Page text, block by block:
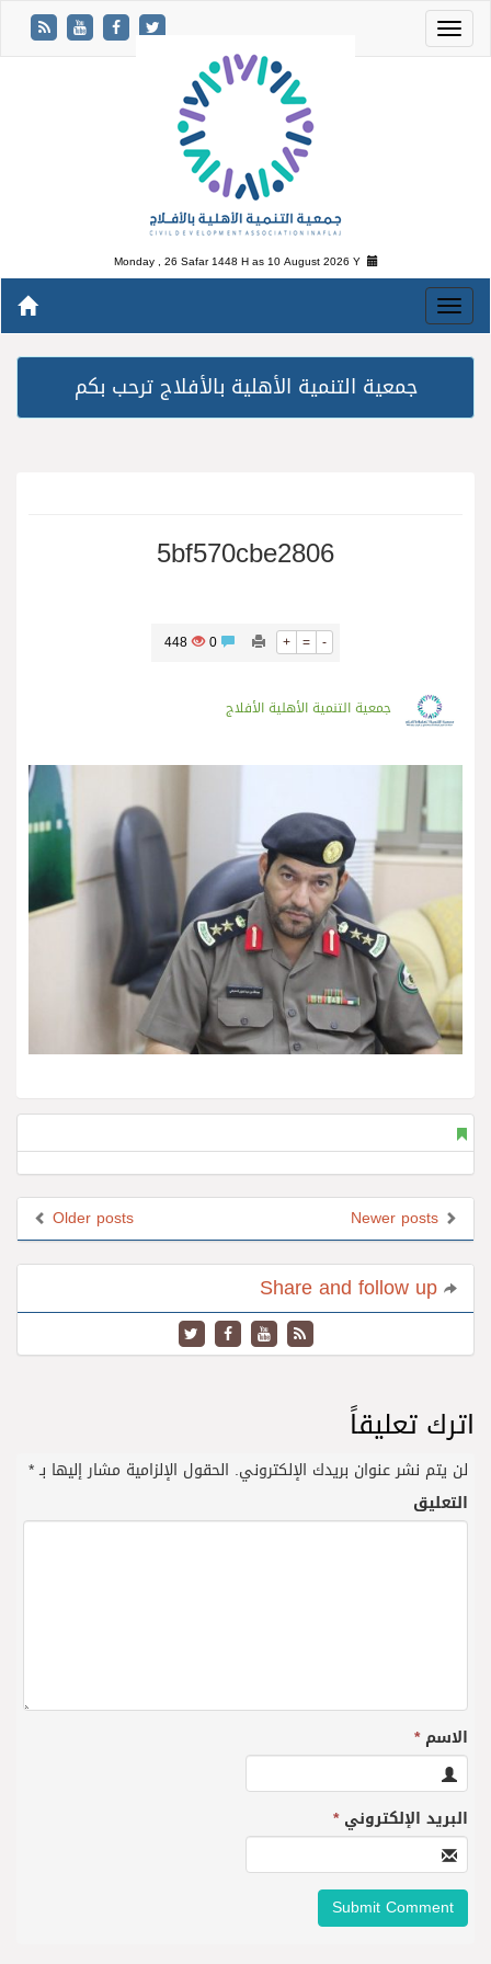
Monday , 26 Safar 1448 H as10 August 2026 Y
جمعية التنمية الأهلية بالأفلاج ترحب بكم
5bf570cbe2806
+ = -
448
جمعية التنمية الأهلية الأفلاج
Older posts
اترك تعليقاً
لن يتم نشر عنوان بريدك الإلكتروني. الحقول الإلزامية مشار إليها بـ*
التعليق
الاسم*
البريد الإلكتروني*